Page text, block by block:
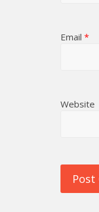
Email *
Website